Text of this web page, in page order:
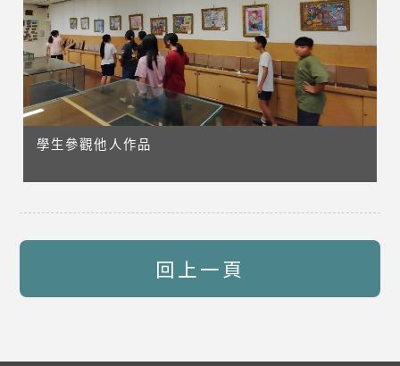
學生參觀他人作品
回上一頁